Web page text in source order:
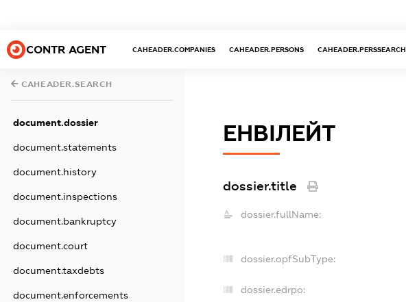
CONTR AGENT CAHEADER.COMPANIES CAHEADER.PERSONS CAHEADER.PERSSEARCH
CAHEADER.SEARCH
document.dossier
document.statements
document.history
document.inspections
document.bankruptcy
document.court
document.taxdebts
document.enforcements
ЕНВІЛЕЙТ
dossier.title
dossier.fullName:
dossier.opfSubType:
dossier.edrpo: